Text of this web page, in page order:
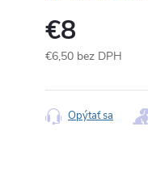
€8
€6,50 bez DPH
cena:
Opýtať sa